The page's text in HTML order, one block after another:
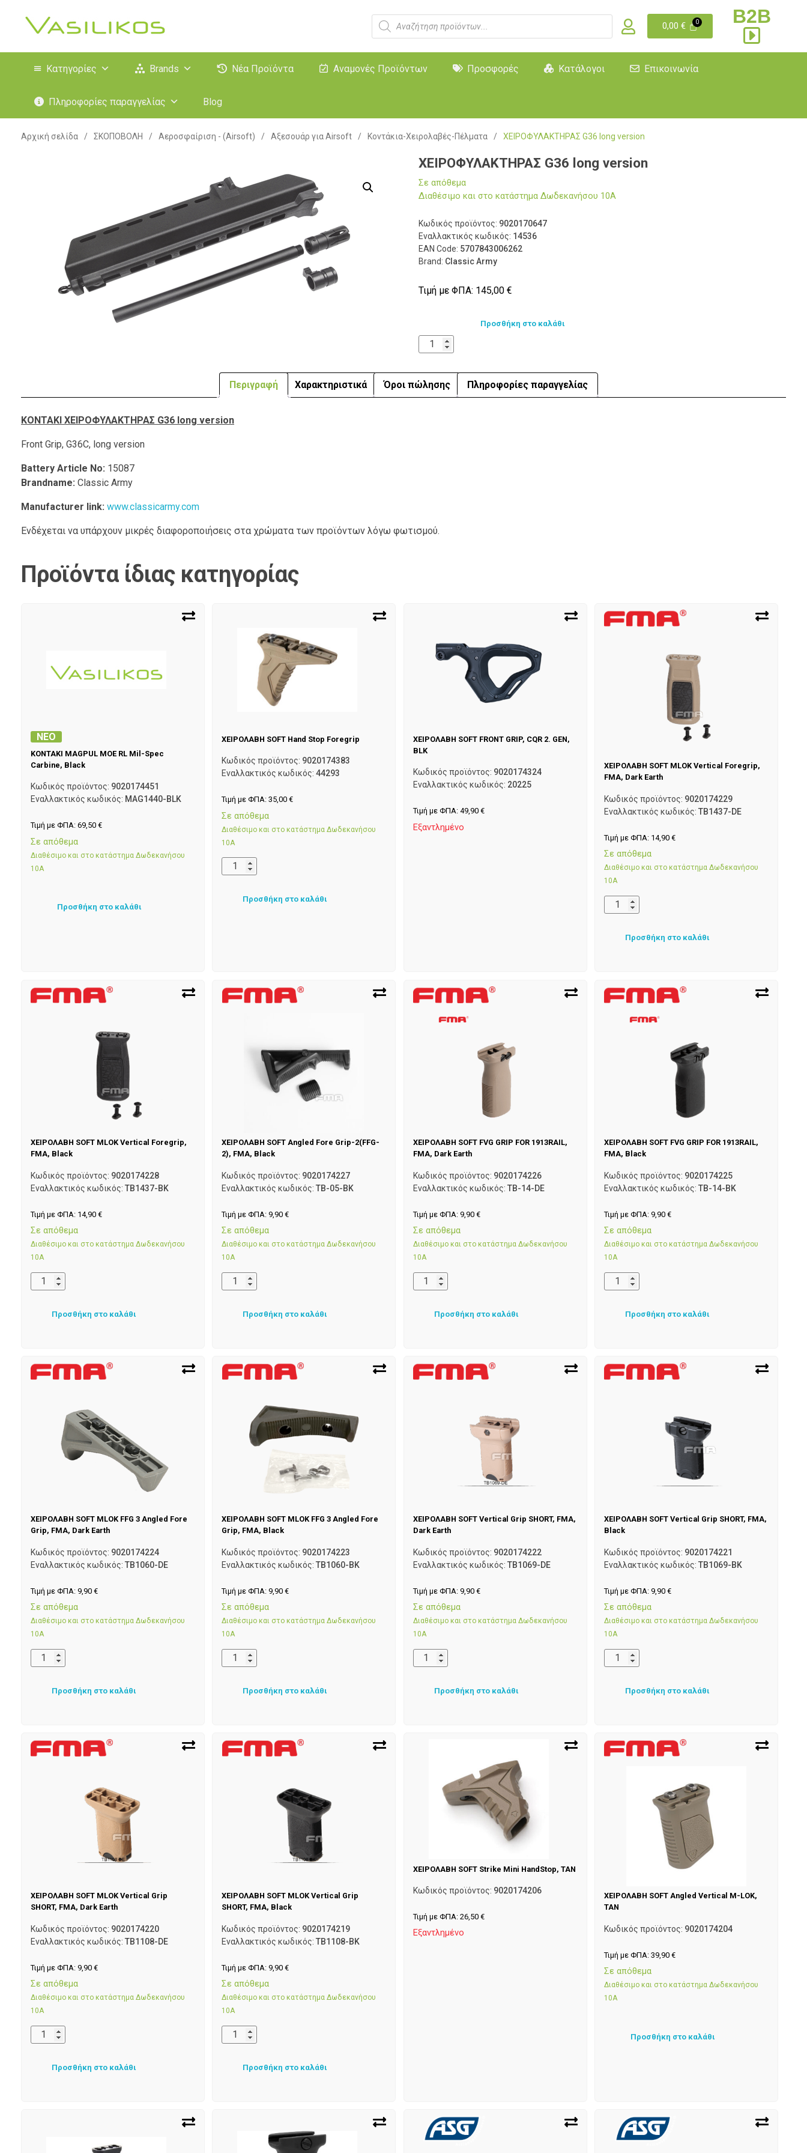
0,00€ B2B
Κατηγορίες Brands Νέα Προϊόντα Αναμονές Προϊόντων Προσφορές Κατάλογοι Επικοινωνία
Πληροφορίες παραγγελίας Blog
Αρχική σελίδα / ΣΚΟΠΟΒΟΛΗ / Αεροσφαίριση - (Airsoft) / Αξεσουάρ για Airsoft / Κοντάκια-Χειρολαβές-Πέλματα / ΧΕΙΡΟΦΥΛΑΚΤΗΡΑΣ G36 long version
ΧΕΙΡΟΦΥΛΑΚΤΗΡΑΣ G36 long version
Σε απόθεμα
Διαθέσιμο και στο κατάστημα Δωδεκανήσου 10Α
Κωδικός προϊόντος: 9020170647
Εναλλακτικός κωδικός: 14536
EAN Code: 5707843006262
Brand: Classic Army
Τιμή με ΦΠΑ: 145,00€
Προσθήκη στο καλάθι
Περιγραφή Χαρακτηριστικά Όροι πώλησης Πληροφορίες παραγγελίας
ΚΟΝΤΑΚΙ ΧΕΙΡΟΦΥΛΑΚΤΗΡΑΣ G36 long version
Front Grip, G36C, long version
Battery Article No: 15087
Brandname: Classic Army
Manufacturer link: www.classicarmy.com
Ενδέχεται να υπάρχουν μικρές διαφοροποιήσεις στα χρώματα των προϊόντων λόγω φωτισμού.
Προϊόντα ίδιας κατηγορίας
ΝΕΟ
ΚΟΝΤΑΚΙ MAGPUL MOE RL Mil-Spec
Carbine, Black
Κωδικός προϊόντος: 9020174451
Εναλλακτικός κωδικός: MAG1440-BLK
Τιμή με ΦΠΑ: 69,50 €
Σε απόθεμα
Διαθέσιμο και στο κατάστημα Δωδεκανήσου
10Α
Προσθήκη στο καλάθι
ΧΕΙΡΟΛΑΒΗ SOFT Hand Stop Foregrip
Κωδικός προϊόντος: 9020174383
Εναλλακτικός κωδικός:44293
Τιμή με ΦΠΑ:35,00€
Σε απόθεμα
Διαθέσιμο και στο κατάστημα Δωδεκανήσου
10Α
Προσθήκη στο καλάθι
ΧΕΙΡΟΛΑΒΗ SOFT FRONT GRIP, CQR 2. GEN,
BLK
Κωδικός προϊόντος: 9020174324
Εναλλακτικός κωδικός: 20225
Τιμή με ΦΠΑ: 49,90 €
Εξαντλημένο
ΧΕΙΡΟΛΑΒΗ SOFT MLOK Vertical Foregrip,
FMA, Dark Earth
Κωδικός προϊόντος: 9020174229
Εναλλακτικός κωδικός:TB1437-DE
Τιμή με ΦΠΑ: 14,90€
Σε απόθεμα
Διαθέσιμο και στο κατάστημα Δωδεκανήσου
10Α
Προσθήκη στο καλάθι
ΧΕΙΡΟΛΑΒΗ SOFT MLOK Vertical Foregrip,
FMA, Black
Κωδικός προϊόντος: 9020174228
Εναλλακτικός κωδικός: TB1437-BK
Τιμή με ΦΠΑ: 14,90 €
Σε απόθεμα
Διαθέσιμο και στο κατάστημα Δωδεκανήσου
10Α
Προσθήκη στο καλάθι
ΧΕΙΡΟΛΑΒΗ SOFT Angled Fore Grip-2(FFG-
2), FMA, Black
Κωδικός προϊόντος: 9020174227
Εναλλακτικός κωδικός:TB-05-BK
Τιμή με ΦΠΑ:9,90€
Σε απόθεμα
Διαθέσιμο και στο κατάστημα Δωδεκανήσου
10Α
Προσθήκη στο καλάθι
ΧΕΙΡΟΛΑΒΗ SOFT FVG GRIP FOR 1913RAIL,
FMA, Dark Earth
Κωδικός προϊόντος: 9020174226
Εναλλακτικός κωδικός: TB-14-DE
Τιμή με ΦΠΑ: 9,90 €
Σε απόθεμα
Διαθέσιμο και στο κατάστημα Δωδεκανήσου
10Α
Προσθήκη στο καλάθι
ΧΕΙΡΟΛΑΒΗ SOFT FVG GRIP FOR 1913RAIL,
FMA, Black
Κωδικός προϊόντος: 9020174225
Εναλλακτικός κωδικός:TB-14-BK
Τιμή με ΦΠΑ:9,90€
Σε απόθεμα
Διαθέσιμο και στο κατάστημα Δωδεκανήσου
10Α
Προσθήκη στο καλάθι
ΧΕΙΡΟΛΑΒΗ SOFT MLOK FFG 3 Angled Fore
Grip, FMA, Dark Earth
Κωδικός προϊόντος: 9020174224
Εναλλακτικός κωδικός: TB1060-DE
Τιμή με ΦΠΑ: 9,90 €
Σε απόθεμα
Διαθέσιμο και στο κατάστημα Δωδεκανήσου
10Α
Προσθήκη στο καλάθι
ΧΕΙΡΟΛΑΒΗ SOFT MLOK FFG 3 Angled Fore
Grip, FMA, Black
Κωδικός προϊόντος: 9020174223
Εναλλακτικός κωδικός:TB1060-BK
Τιμή με ΦΠΑ:9,90€
Σε απόθεμα
Διαθέσιμο και στο κατάστημα Δωδεκανήσου
10Α
Προσθήκη στο καλάθι
ΧΕΙΡΟΛΑΒΗ SOFT Vertical Grip SHORT, FMA,
Dark Earth
Κωδικός προϊόντος: 9020174222
Εναλλακτικός κωδικός: TB1069-DE
Τιμή με ΦΠΑ: 9,90 €
Σε απόθεμα
Διαθέσιμο και στο κατάστημα Δωδεκανήσου
10Α
Προσθήκη στο καλάθι
ΧΕΙΡΟΛΑΒΗ SOFT Vertical Grip SHORT, FMA,
Black
Κωδικός προϊόντος: 9020174221
Εναλλακτικός κωδικός:TB1069-BK
Τιμή με ΦΠΑ:9,90€
Σε απόθεμα
Διαθέσιμο και στο κατάστημα Δωδεκανήσου
10Α
Προσθήκη στο καλάθι
ΧΕΙΡΟΛΑΒΗ SOFT MLOK Vertical Grip
SHORT, FMA, Dark Earth
Κωδικός προϊόντος: 9020174220
Εναλλακτικός κωδικός: TB1108-DE
Τιμή με ΦΠΑ: 9,90 €
Σε απόθεμα
Διαθέσιμο και στο κατάστημα Δωδεκανήσου
10Α
Προσθήκη στο καλάθι
ΧΕΙΡΟΛΑΒΗ SOFT MLOK Vertical Grip
SHORT, FMA, Black
Κωδικός προϊόντος: 9020174219
Εναλλακτικός κωδικός:TB1108-BK
Τιμή με ΦΠΑ:9,90€
Σε απόθεμα
Διαθέσιμο και στο κατάστημα Δωδεκανήσου
10Α
Προσθήκη στο καλάθι
ΧΕΙΡΟΛΑΒΗ SOFT Strike Mini HandStop, TAN
Κωδικός προϊόντος: 9020174206
Τιμή με ΦΠΑ: 26,50 €
Εξαντλημένο
ΧΕΙΡΟΛΑΒΗ SOFT Angled Vertical M-LOK,
TAN
Κωδικός προϊόντος: 9020174204
Τιμή με ΦΠΑ:39,90€
Σε απόθεμα
Διαθέσιμο και στο κατάστημα Δωδεκανήσου
10Α
Προσθήκη στο καλάθι